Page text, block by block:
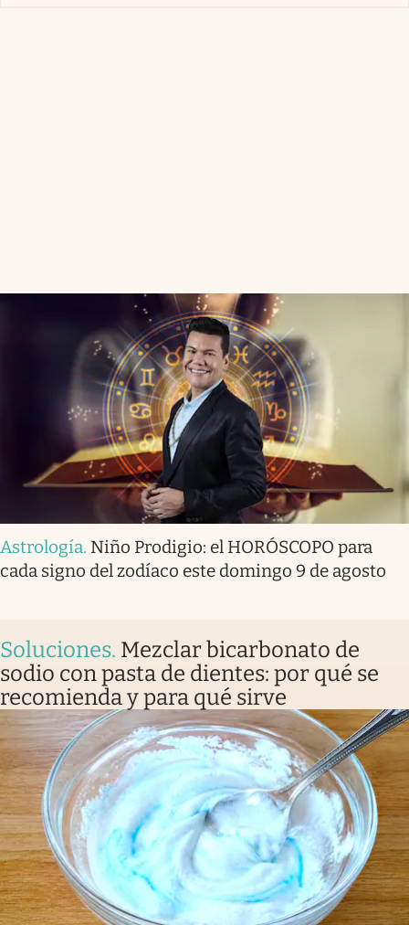
Astrología. Niño Prodigio: el HORÓSCOPO para
cada signo del zodíaco este domingo 9 de agosto
Soluciones. Mezclar bicarbonato de
sodio con pasta de dientes: por qué se
recomienda y para qué sirve